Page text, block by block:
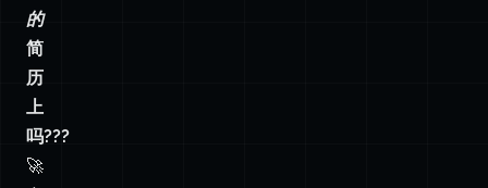
的
简
历
上
吗???
🚀